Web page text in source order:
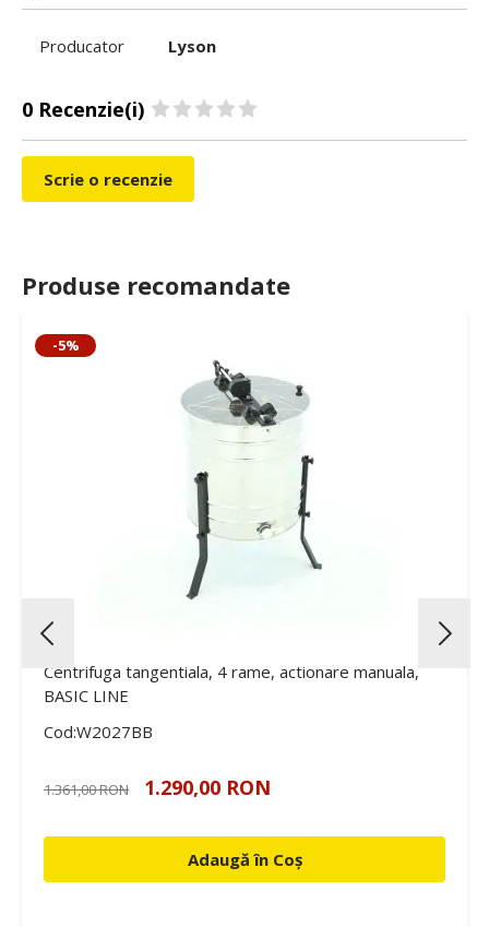
Producator Lyson
0 Recenzie(i)
Scrie o recenzie
Produse recomandate
-5%
Centrifuga tangentiala, 4 rame, actionare manuala,
BASIC LINE
Cod:W2027BB
1.361,00 RON 1.290,00 RON
Adaugă în Coș